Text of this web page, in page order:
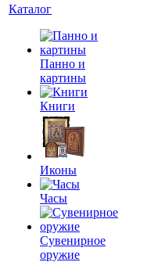
Каталог
Панно и
картины
Книги
Иконы
Часы
Сувенирное
оружие